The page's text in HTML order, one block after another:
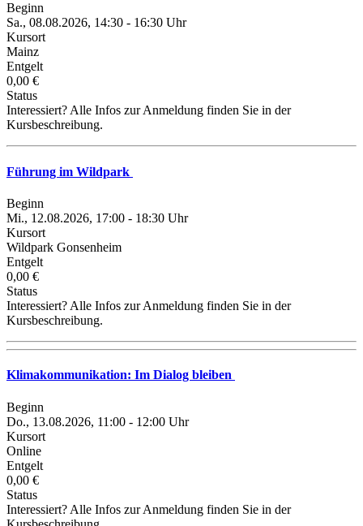
Beginn
Sa., 08.08.2026, 14:30 - 16:30 Uhr
Kursort
Mainz
Entgelt
0,00 €
Status
Interessiert? Alle Infos zur Anmeldung finden Sie in der
Kursbeschreibung.
Führung im Wildpark
Beginn
Mi., 12.08.2026, 17:00 - 18:30 Uhr
Kursort
Wildpark Gonsenheim
Entgelt
0,00 €
Status
Interessiert? Alle Infos zur Anmeldung finden Sie in der
Kursbeschreibung.
Klimakommunikation: Im Dialog bleiben
Beginn
Do., 13.08.2026, 11:00 - 12:00 Uhr
Kursort
Online
Entgelt
0,00 €
Status
Interessiert? Alle Infos zur Anmeldung finden Sie in der